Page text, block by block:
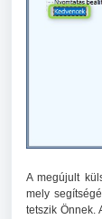
A megújult
mely
tetszik Önnek.